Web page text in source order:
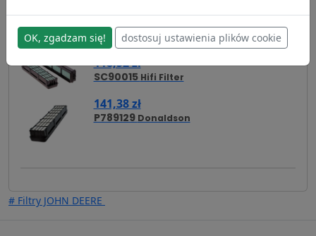
Zamienniki - Filtr kabinowy SKL46188
118,52 zł
SC90015 Hifi Filter
141,38 zł
P789129 Donaldson
# Filtry JOHN DEERE
OK, zgadzam się! dostosuj ustawienia plików cookie